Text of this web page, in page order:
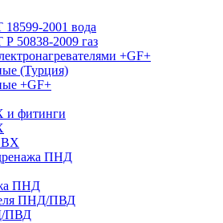
2001 вода
2009 газ
+GF+
(Турция)
+GF+
и фитинги
ПНД
ПНД
ПНД/ПВД
ПВД